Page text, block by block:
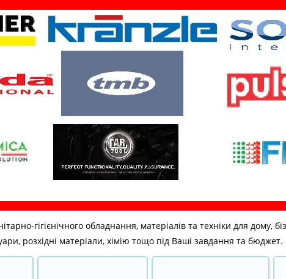
гігієнічного обладнання, матеріалів та техніки для дому,
розхідні матеріали, хімію тощо під Ваші завдання та бюджет.